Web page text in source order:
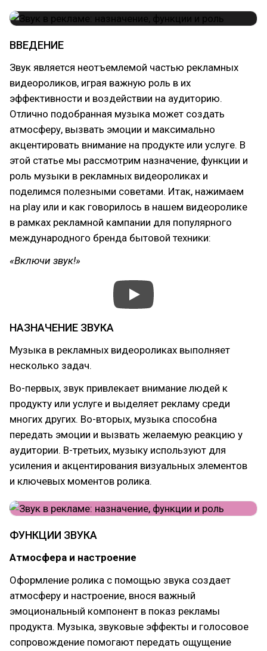
ВВЕДЕНИЕ
Звук является неотъемлемой частью рекламных
видеороликов, играя важную роль в их
эффективности и воздействии на аудиторию.
Отлично подобранная музыка может создать
атмосферу, вызвать эмоции и максимально
акцентировать внимание на продукте или услуге. В
этой статье мы рассмотрим назначение, функции и
роль музыки в рекламных видеороликах и
поделимся полезными советами. Итак, нажимаем
на play или и как говорилось в нашем видеоролике
в рамках рекламной кампании для популярного
международного бренда бытовой техники:
«Включи звук!»
НАЗНАЧЕНИЕ ЗВУКА
Музыка в рекламных видеороликах выполняет
несколько задач.
Во-первых, звук привлекает внимание людей к
продукту или услуге и выделяет рекламу среди
многих других. Во-вторых, музыка способна
передать эмоции и вызвать желаемую реакцию у
аудитории. В-третьих, музыку используют для
усиления и акцентирования визуальных элементов
и ключевых моментов ролика.
ФУНКЦИИ ЗВУКА
Атмосфера и настроение
Оформление ролика с помощью звука создает
атмосферу и настроение, внося важный
эмоциональный компонент в показ рекламы
продукта. Музыка, звуковые эффекты и голосовое
сопровождение помогают передать ощущение